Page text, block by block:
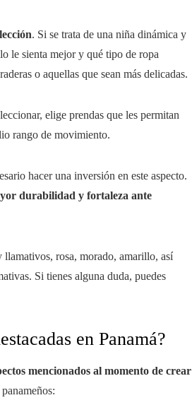
. Si se trata de una niña dinámica y
le sienta mejor y qué tipo de ropa
o aquellas que sean más delicadas.
elige prendas que les permitan
rango de movimiento.
hacer una inversión en este aspecto.
durabilidad y fortaleza ante
llamativos, rosa, morado, amarillo, así
Si tienes alguna duda, puedes
en Panamá?
mencionados al momento de crear